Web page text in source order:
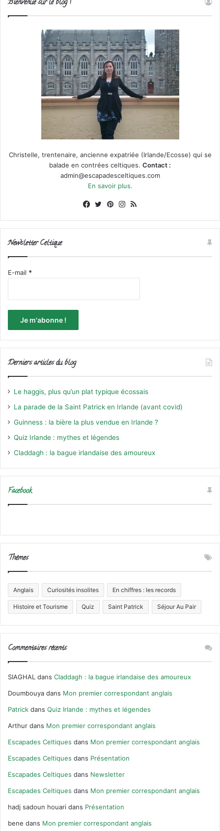
Bienvenue sur le blog !
Christelle, trentenaire, ancienne expatriée (Irlande/Ecosse) qui se
balade en contrées celtiques. Contact :
admin@escapadesceltiques.com
En savoir plus.
Facebook
X PinterestInstagram
Newsletter Celtique
E-mail *
Derniers articles du blog
Le haggis, plus qu’un plat typique écossais
La parade de la Saint Patrick en Irlande (avant covid)
Guinness : la bière la plus vendue en Irlande ?
Quiz Irlande : mythes et légendes
Claddagh : la bague irlandaise des amoureux
Facebook
Thèmes
Anglais Curiosités insolites En chiffres : les records
Histoire et Tourisme Quiz Saint Patrick Séjour Au Pair
Commentaires récents
SIAGHAL dans Claddagh : la bague irlandaise des amoureux
Doumbouya dans Mon premier correspondant anglais
Patrick dans Quiz Irlande : mythes et légendes
Arthur dans Mon premier correspondant anglais
Escapades Celtiques dans Mon premier correspondant anglais
Escapades Celtiques dans Présentation
Escapades Celtiques dans Newsletter
Escapades Celtiques dans Mon premier correspondant anglais
hadj sadoun houari dans Présentation
bene dans Mon premier correspondant anglais